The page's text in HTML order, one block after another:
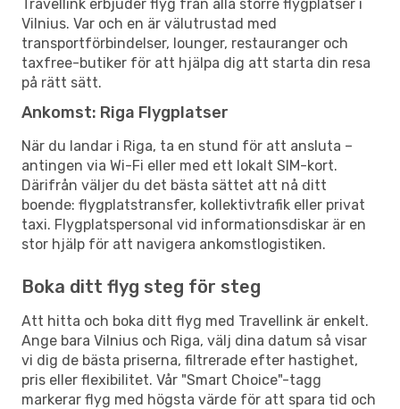
Travellink erbjuder flyg från alla större flygplatser i
Vilnius. Var och en är välutrustad med
transportförbindelser, lounger, restauranger och
taxfree-butiker för att hjälpa dig att starta din resa
på rätt sätt.
Ankomst: Riga Flygplatser
När du landar i Riga, ta en stund för att ansluta –
antingen via Wi-Fi eller med ett lokalt SIM-kort.
Därifrån väljer du det bästa sättet att nå ditt
boende: flygplatstransfer, kollektivtrafik eller privat
taxi. Flygplatspersonal vid informationsdiskar är en
stor hjälp för att navigera ankomstlogistiken.
Boka ditt flyg steg för steg
Att hitta och boka ditt flyg med Travellink är enkelt.
Ange bara Vilnius och Riga, välj dina datum så visar
vi dig de bästa priserna, filtrerade efter hastighet,
pris eller flexibilitet. Vår "Smart Choice"-tagg
markerar flyg med högsta värde för att spara tid och